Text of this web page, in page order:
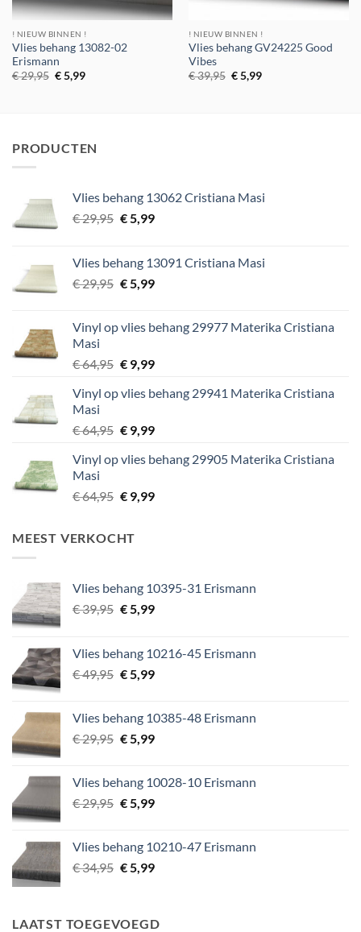
! NIEUW BINNEN !
Vlies behang 13082-02
Erismann
€29,95 Oorspronkelijke
prijs
€5,99Huidige
! NIEUW BINNEN !
Vlies behang GV24225 Good
Vibes
€39,95 Oorspronkelijke
prijs
€5,99Huidige
PRODUCTEN
Vlies behang 13062 Cristiana Masi
€29,95 Oorspronkelijke
€ 29,95.
€5,99Huidige
€ 5,99.
Vlies behang 13091 Cristiana Masi
€29,95 Oorspronkelijke
€ 29,95.
€5,99Huidige
€ 5,99.
Vinyl op vlies behang 29977 Materika Cristiana
Masi
€64,95 Oorspronkelijke
was:
€9,99Huidige
is:
Vinyl op vlies behang 29941 Materika Cristiana
Masi
€64,95 Oorspronkelijke
was:
€9,99Huidige
is:
Vinyl op vlies behang 29905 Materika Cristiana
Masi
€64,95 Oorspronkelijke
€ 64,95.
€9,99Huidige
MEEST VERKOCHT
Vlies behang 10395-31 Erismann
€39,95 Oorspronkelijke
€ 39,95.
€5,99Huidige
€ 5,99.
Vlies behang 10216-45 Erismann
€49,95 Oorspronkelijke
€ 49,95.
€5,99Huidige
€ 5,99.
Vlies behang 10385-48 Erismann
€29,95 Oorspronkelijke
€ 29,95.
€5,99Huidige
€ 5,99.
Vlies behang 10028-10 Erismann
€29,95 Oorspronkelijke
€ 29,95.
€5,99Huidige
€ 5,99.
Vlies behang 10210-47 Erismann
€34,95 Oorspronkelijke
€ 34,95.
€5,99Huidige
€ 5,99.
LAATST TOEGEVOEGD